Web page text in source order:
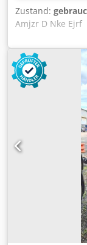
Zustand:
Amjzr D Nke Ejrf